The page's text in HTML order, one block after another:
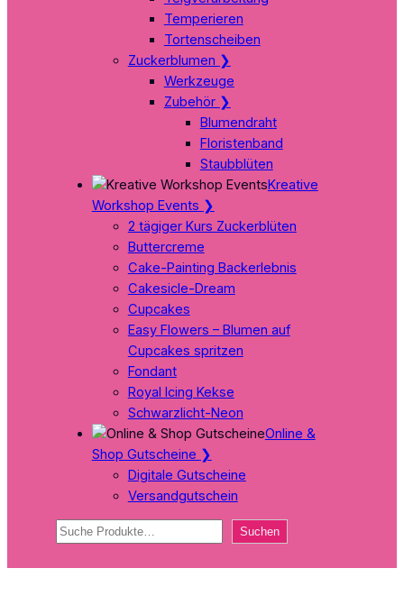
Temperieren
Tortenscheiben
Zuckerblumen ❯
Werkzeuge
Zubehör ❯
Blumendraht
Floristenband
Staubblüten
Kreative
Workshop Events ❯
2 tägiger Kurs Zuckerblüten
Buttercreme
Cake-Painting Backerlebnis
Cakesicle-Dream
Cupcakes
Easy Flowers – Blumen auf
Cupcakes spritzen
Fondant
Royal Icing Kekse
Schwarzlicht-Neon
Online &
Shop Gutscheine ❯
Digitale Gutscheine
Versandgutschein
Suchen Suchen